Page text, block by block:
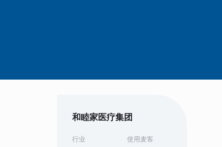
和睦家医疗集团
行业 使用麦客